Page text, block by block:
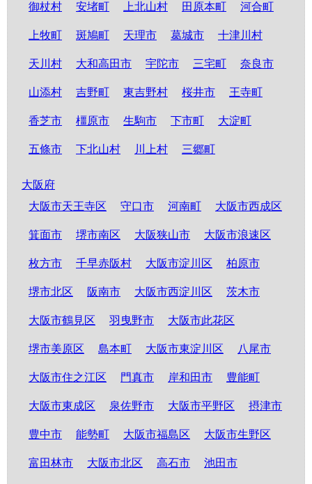
御杖村 安堵町 上北山村 田原本町 河合町
上牧町 斑鳩町 天理市 葛城市 十津川村
天川村 大和高田市 宇陀市 三宅町 奈良市
山添村 吉野町 東吉野村 桜井市 王寺町
香芝市 橿原市 生駒市 下市町 大淀町
五條市 下北山村 川上村 三郷町
大阪府
大阪市天王寺区
守口市 河南町 大阪市西成区
箕面市 堺市南区 大阪狭山市 大阪市浪速区
枚方市 千早赤阪村 大阪市淀川区 柏原市
堺市北区 阪南市 大阪市西淀川区 茨木市
大阪市鶴見区 羽曳野市 大阪市此花区
堺市美原区 島本町 大阪市東淀川区 八尾市
大阪市住之江区 門真市 岸和田市 豊能町
大阪市東成区 泉佐野市 大阪市平野区 摂津市
豊中市 能勢町 大阪市福島区 大阪市生野区
富田林市 大阪市北区 高石市 池田市